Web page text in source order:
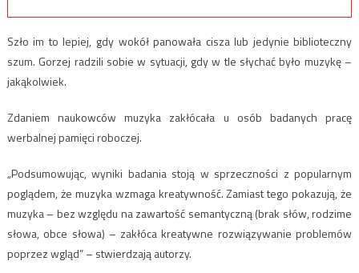
Szło im to lepiej, gdy wokół panowała cisza lub jedynie biblioteczny
szum. Gorzej radzili sobie w sytuacji, gdy w tle słychać było muzykę –
jakąkolwiek.
Zdaniem naukowców muzyka zakłócała u osób badanych pracę
werbalnej pamięci roboczej.
„Podsumowując, wyniki badania stoją w sprzeczności z popularnym
poglądem, że muzyka wzmaga kreatywność. Zamiast tego pokazują, że
muzyka – bez względu na zawartość semantyczną (brak słów, rodzime
słowa, obce słowa) – zakłóca kreatywne rozwiązywanie problemów
poprzez wgląd” – stwierdzają autorzy.